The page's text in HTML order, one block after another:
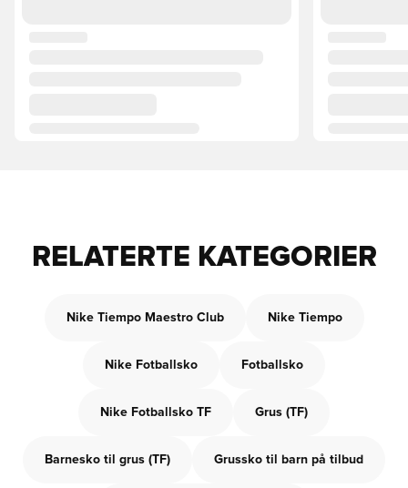
RELATERTE KATEGORIER
Nike Tiempo Maestro Club Nike Tiempo
Nike Fotballsko Fotballsko
Nike Fotballsko TF Grus (TF)
Barnesko til grus (TF) Grussko til barn på tilbud